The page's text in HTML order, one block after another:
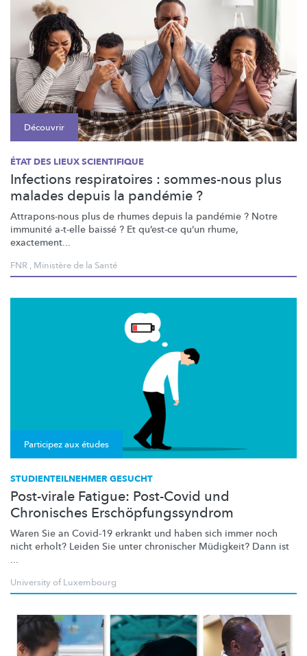
Découvrir
ÉTAT DES LIEUX SCIENTIFIQUE
Infections respiratoires : sommes-nous plus
malades depuis la pandémie ?
Attrapons-nous plus de rhumes depuis la pandémie ? Notre
immunité a-t-elle baissé ? Et qu’est-ce qu’un rhume,
exactement...
FNR , Ministère de la Santé
Participez aux études
STUDIENTEILNEHMER GESUCHT
Post-virale Fatigue: Post-Covid und
Chronisches Erschöpfungssyndrom
Waren Sie an Covid-19 erkrankt und haben sich immer noch
nicht erholt? Leiden Sie unter chronischer Müdigkeit? Dann ist
...
University of Luxembourg